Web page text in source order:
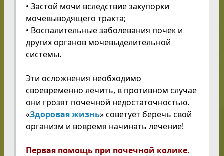
• Застой мочи вследствие закупорки
мочевыводящего тракта;
• Воспалительные заболевания почек и
других органов мочевыделительной
системы.
Эти осложнения необходимо
своевременно лечить, в противном случае
они грозят почечной недостаточностью.
«Здоровая жизнь» советует беречь свой
организм и вовремя начинать лечение!
Первая помощь при почечной колике.